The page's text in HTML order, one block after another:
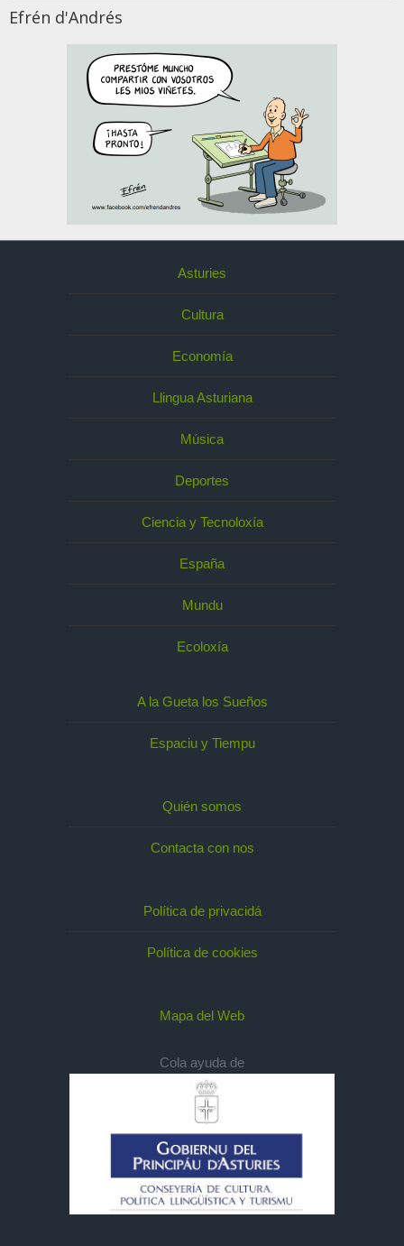
Efrén d'Andrés
Asturies
Cultura
Economía
Llingua Asturiana
Música
Deportes
Ciencia y Tecnoloxía
España
Mundu
Ecoloxía
A la Gueta los Sueños
Espaciu y Tiempu
Quién somos
Contacta con nos
Política de privacidá
Política de cookies
Mapa del Web
Cola ayuda de